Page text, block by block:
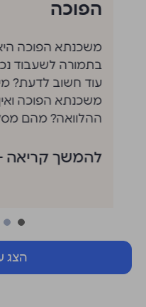
הפוכה
משכנתא הפוכה
בתמורה לשעבוד
עוד חשוב לדעת?
משכנתא הפוכה
ההלוואה? מהם
להמשך קריאה
הצג